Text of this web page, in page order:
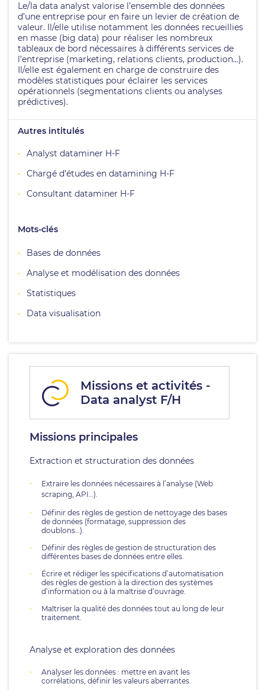
Le/la data analyst valorise l’ensemble des données
d’une entreprise pour en faire un levier de création de
valeur. Il/elle utilise notamment les données recueillies
en masse (big data) pour réaliser les nombreux
tableaux de bord nécessaires à différents services de
l’entreprise (marketing, relations clients, production…).
Il/elle est également en charge de construire des
modèles statistiques pour éclairer les services
opérationnels (segmentations clients ou analyses
prédictives).
Autres intitulés
Analyst dataminer H-F
Chargé d’études en datamining H-F
Consultant dataminer H-F
Mots-clés
Bases de données
Analyse et modélisation des données
Statistiques
Data visualisation
Missions et activités -
Data analyst F/H
Missions principales
Extraction et structuration des données
Extraire les données nécessaires à l’analyse (Web
scraping, API…).
Définir des règles de gestion de nettoyage des bases
de données (formatage, suppression des
doublons…).
Définir des règles de gestion de structuration des
différentes bases de données entre elles.
Écrire et rédiger les spécifications d’automatisation
des règles de gestion à la direction des systèmes
d’information ou à la maîtrise d’ouvrage.
Maîtriser la qualité des données tout au long de leur
traitement.
Analyse et exploration des données
Analyser les données : mettre en avant les
corrélations, définir les valeurs aberrantes.